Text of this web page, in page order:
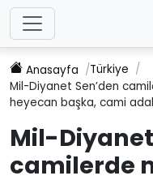
Anasayfa
Türkiye
Mil-Diyanet Sen’den
heyecan başka, cami
Mil-Diyanet
camilerde